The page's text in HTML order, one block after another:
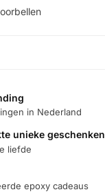
in Nederland
unieke geschenken
liefde
epoxy cadeaus